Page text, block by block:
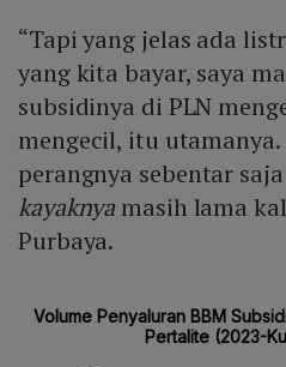
“Tapi yang jelas ada
yang kita bayar, saya
subsidinya di PLN
mengecil, itu
perangnya sebentar
kayaknya masih lama
Purbaya.